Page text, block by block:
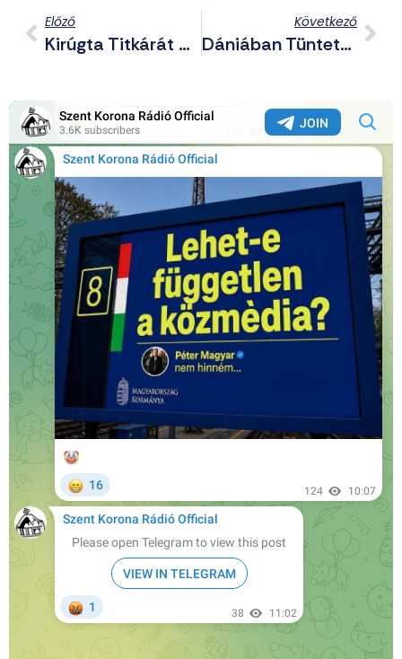
Előző
Kirúgta Titkárát A Japán Miniszterelnök, Mert „nem Akar Úgy Élni, Hogy Meleg Párokat Kelljen Néznie”
Következő
Dániában Tüntettek, Amiért Egy Keresztény Munkaszüneti Nap Eltörlésével Növelnék A Védelmi Kiadásokat Az Oroszokkal Szemben